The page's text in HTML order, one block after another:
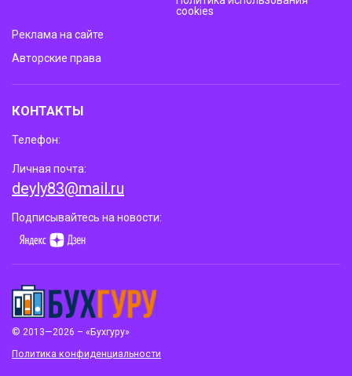
© 2013—2026 – «Бухгуру»
Политика конфиденциальности
cookies
Реклама на сайте
Авторские права
КОНТАКТЫ
Телефон:
Личная почта:
deyly83@mail.ru
Подписывайтесь на новости: